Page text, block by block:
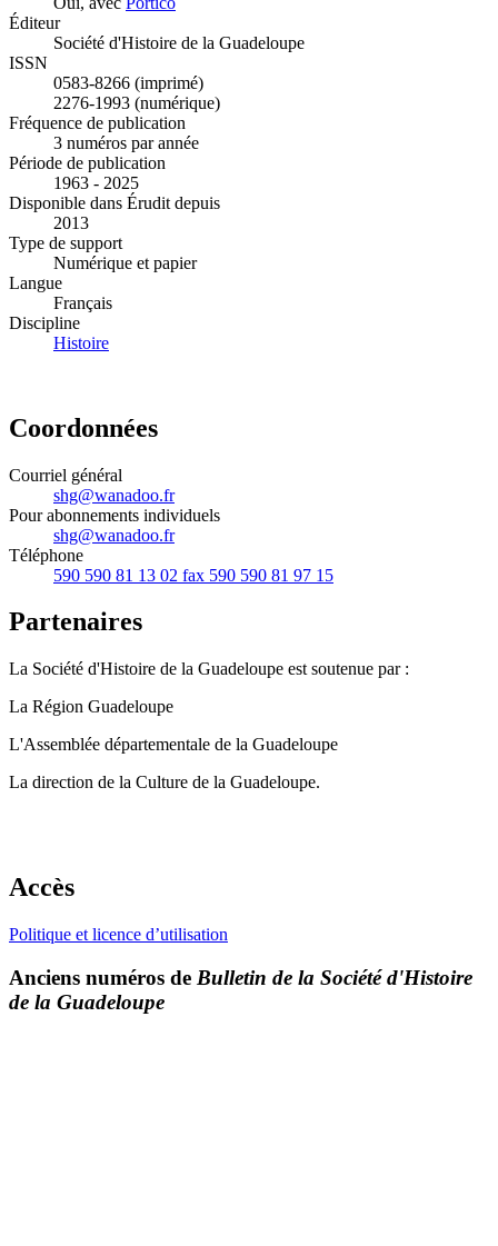
Éditeur
Société d'Histoire de la Guadeloupe
ISSN
0583-8266 (imprimé)
2276-1993 (numérique)
Fréquence de publication
3 numéros par année
Période de publication
1963 - 2025
Disponible dans Érudit depuis
2013
Type de support
Numérique et papier
Langue
Français
Discipline
Histoire
Coordonnées
Courriel général
shg@wanadoo.fr
Pour abonnements individuels
shg@wanadoo.fr
Téléphone
590 590 81 13 02 fax 590 590 81 97 15
Partenaires
La Société d'Histoire de la Guadeloupe est soutenue par :
La Région Guadeloupe
L'Assemblée départementale de la Guadeloupe
La direction de la Culture de la Guadeloupe.
Accès
Politique et licence d’utilisation
Anciens numéros de Bulletin de la Société d'Histoire
de la Guadeloupe